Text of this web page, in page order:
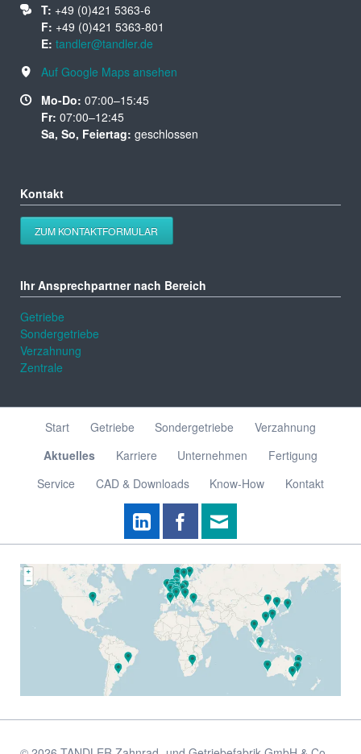
T: +49 (0)421 5363-6
F: +49 (0)421 5363-801
E: tandler@tandler.de
Auf Google Maps ansehen
Mo-Do: 07:00–15:45
Fr: 07:00–12:45
Sa, So, Feiertag: geschlossen
Kontakt
ZUM KONTAKTFORMULAR
Ihr Ansprechpartner nach Bereich
Getriebe
Sondergetriebe
Verzahnung
Zentrale
Navigation
überspringen
Start Getriebe Sondergetriebe
Verzahnung
Aktuelles
Karriere Unternehmen
Fertigung
Service
CAD & Downloads Know-How Kontakt